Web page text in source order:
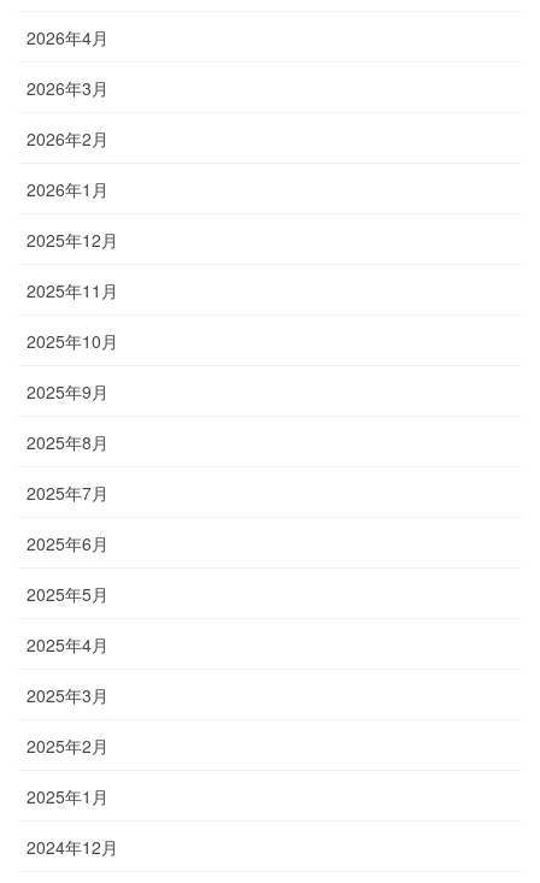
2026年4月
2026年3月
2026年2月
2026年1月
2025年12月
2025年11月
2025年10月
2025年9月
2025年8月
2025年7月
2025年6月
2025年5月
2025年4月
2025年3月
2025年2月
2025年1月
2024年12月